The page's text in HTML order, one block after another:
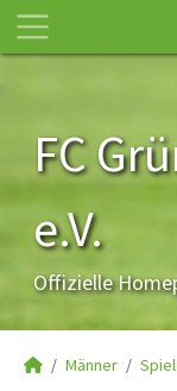
FC
e.V.
Offizielle
Männer